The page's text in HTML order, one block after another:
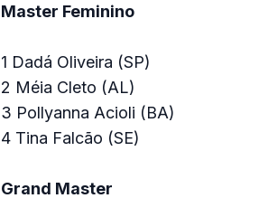
Master Feminino
1 Dadá Oliveira (SP)
2 Méia Cleto (AL)
3 Pollyanna Acioli (BA)
4 Tina Falcão (SE)
Grand Master